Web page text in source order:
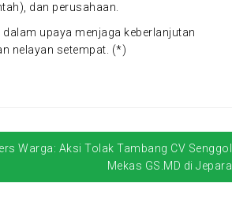
dan perusahaan.
upaya menjaga keberlanjutan
nelayan setempat. (*)
Warga: Aksi Tolak Tambang CV Senggol
Mekas GS.MD di Jepara